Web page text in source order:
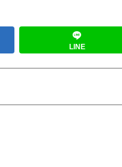
LINE